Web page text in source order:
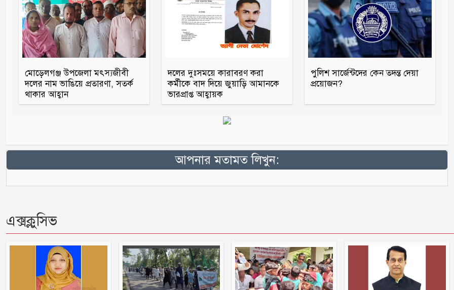
মোড়েলগঞ্জ উপজেলা মৎস্যজীবী
দলের নাম ভাঙিয়ে প্রতারণা, সতর্ক
থাকার আহ্বান
দলের দুঃসময়ে কারাবরণ করা
কর্মীকে বাদ দিয়ে জুয়াড়ি আমানকে
ভারপ্রাপ্ত আহ্বায়ক
পুলিশ সার্জেন্টদের কেন তদন্ত দেয়া
প্রয়োজন?
আপনার মতামত লিখুন:
এক্সক্লুসিভ